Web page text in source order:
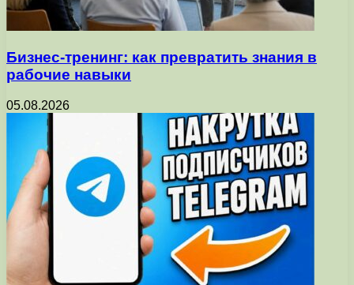
Бизнес-тренинг: как превратить знания в
рабочие навыки
05.08.2026